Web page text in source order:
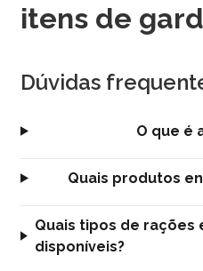
itens de
Dúvidas
O que é
Quais produtos
Quais tipos de rações
disponíveis?